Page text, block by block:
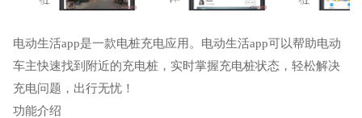
电动生活app是一款电桩充电应用。电动生活app可以帮助电动
车主快速找到附近的充电桩，实时掌握充电桩状态，轻松解决
充电问题，出行无忧！
功能介绍